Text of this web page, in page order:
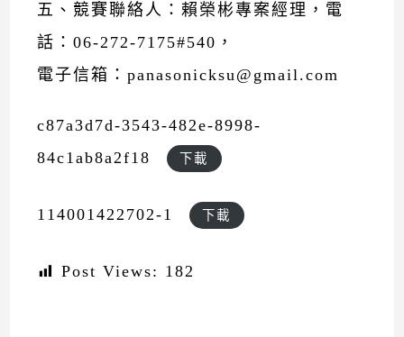
五、競賽聯絡人：賴榮彬專案經理，電
話：06-272-7175#540，
電子信箱：panasonicksu@gmail.com
c87a3d7d-3543-482e-8998-
84c1ab8a2f18
下載
114001422702-1 下載
Post Views: 182